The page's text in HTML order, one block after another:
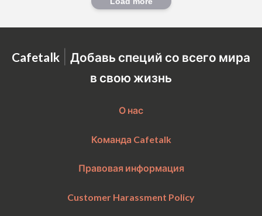
Cafetalk | Добавь специй со всего мира
в свою жизнь
О нас
Команда Cafetalk
Правовая информация
Customer Harassment Policy